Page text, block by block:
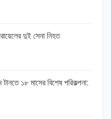
দুই সেনা নিহত
১৮ মাসের বিশেষ পরিকল্পনা: